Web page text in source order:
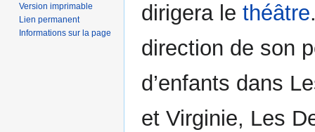
dirigera le théâtre
direction de son
d’enfants dans
et Virginie, Les
Version imprimable
Lien permanent
Informations sur la page